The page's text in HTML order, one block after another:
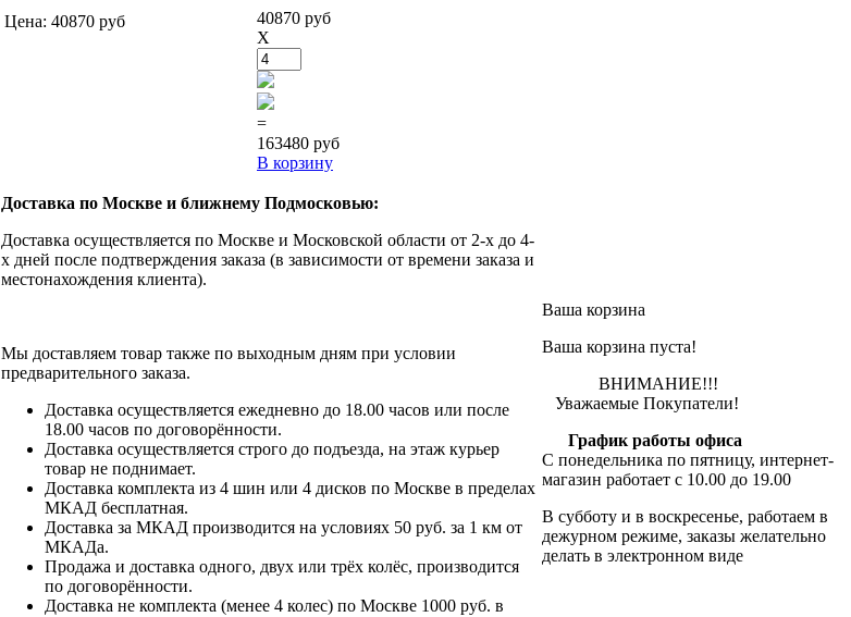
Цена: 40870 руб
40870 руб
X
=
163480 руб
В корзину
Доставка по Москве и ближнему Подмосковью:
Доставка осуществляется по Москве и Московской области от 2-х до 4-
х дней после подтверждения заказа (в зависимости от времени заказа и
местонахождения клиента).
Мы доставляем товар также по выходным дням при условии
предварительного заказа.
Доставка осуществляется ежедневно до 18.00 часов или после
18.00 часов по договорённости.
Доставка осуществляется строго до подъезда, на этаж курьер
товар не поднимает.
Доставка комплекта из 4 шин или 4 дисков по Москве в пределах
МКАД бесплатная.
Доставка за МКАД производится на условиях 50 руб. за 1 км от
МКАДа.
Продажа и доставка одного, двух или трёх колёс, производится
по договорённости.
Доставка не комплекта (менее 4 колес) по Москве 1000 руб. в
Ваша корзина
Ваша корзина пуста!
ВНИМАНИЕ!!!
Уважаемые Покупатели!
График работы офиса
С понедельника по пятницу, интернет-
магазин работает с 10.00 до 19.00
В субботу и в воскресенье, работаем в
дежурном режиме, заказы желательно
делать в электронном виде